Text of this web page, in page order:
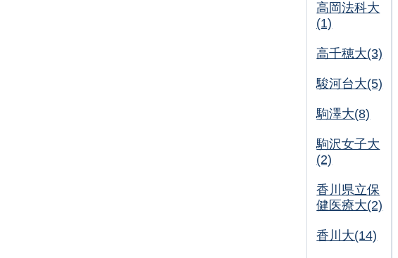
高岡法科大
(1)
高千穂大(3)
駿河台大(5)
駒澤大(8)
駒沢女子大
(2)
香川県立保
健医療大(2)
香川大(14)